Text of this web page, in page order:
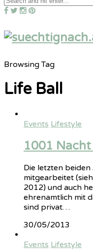
Browsing Tag
Life Ball
Events Lifestyle
1001
Die letzten
mitgearbeitet
2012) und auch
ehrenamtlich mit
sind privat…
30/05/2013
Events Lifestyle